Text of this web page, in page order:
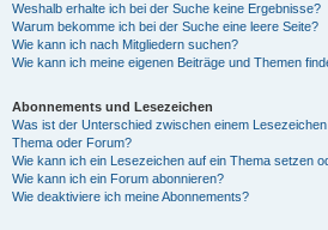
Weshalb erhalte ich bei der Suche keine Ergebnisse?
Warum bekomme ich bei der Suche eine leere Seite?
Wie kann ich nach Mitgliedern suchen?
Wie kann ich meine eigenen Beiträge und Themen
Abonnements und Lesezeichen
Was ist der Unterschied zwischen einem
Thema oder Forum?
Wie kann ich ein Lesezeichen auf ein Thema setzen
Wie kann ich ein Forum abonnieren?
Wie deaktiviere ich meine Abonnements?